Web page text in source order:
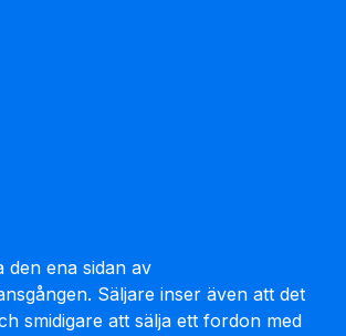
den ena sidan av
Säljare inser även att det
smidigare att sälja ett fordon med